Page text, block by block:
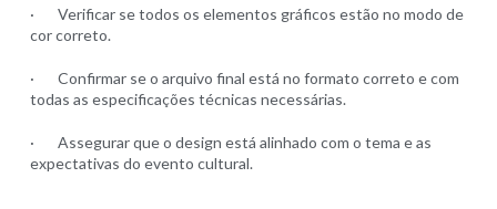
· Verificar se todos os elementos gráficos estão no modo de
cor correto.
· Confirmar se o arquivo final está no formato correto e com
todas as especificações técnicas necessárias.
· Assegurar que o design está alinhado com o tema e as
expectativas do evento cultural.